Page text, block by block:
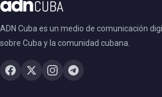
ADN Cuba es un medio de comunicación
sobre Cuba y la comunidad cubana.